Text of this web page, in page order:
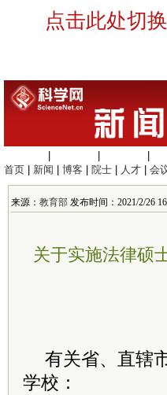
点击此处切
首页
新闻 博客 院士 人才 会
来源： 教育部 发布时间：2021/2/26
关于实施法律硕
有关省、直辖
学校：